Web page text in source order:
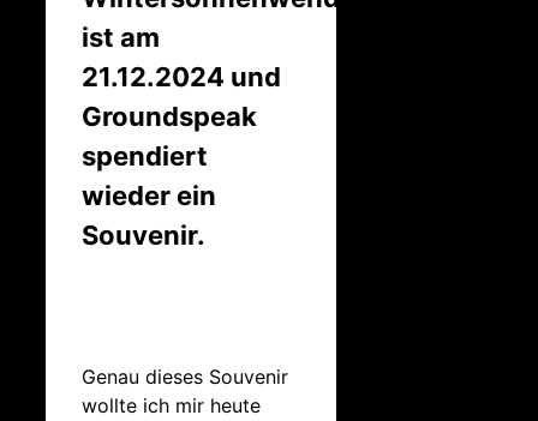
ist am
21.12.2024 und
Groundspeak
spendiert
wieder ein
Souvenir.
Genau dieses Souvenir
wollte ich mir heute